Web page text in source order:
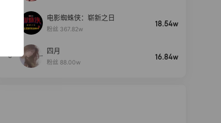
电影蜘蛛侠：崭新之日
粉丝 367.82w
18.54w
5
四月
粉丝 88.00w
16.84w